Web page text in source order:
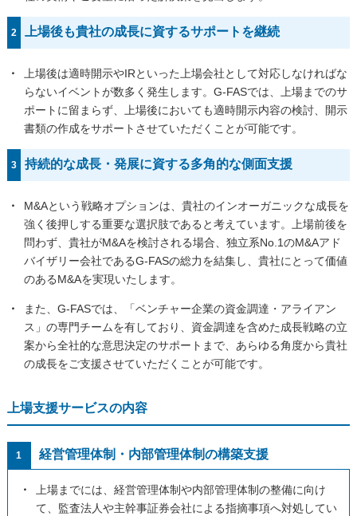
2 上場後も貴社の成長に資するサポートを継続
・
上場後は適時開示やIRといった上場会社として対応しなければな
らないイベントが数多く発生します。G-FASでは、上場までのサ
ポートに留まらず、上場後においても適時開示内容の検討、開示
書類の作成をサポートさせていただくことが可能です。
3 持続的な成長・発展に資する多角的な側面支援
・
M&Aという戦略オプションは、貴社のインオーガニックな成長を
強く後押しする重要な選択肢であると考えています。上場前後を
問わず、貴社がM&Aを検討される場合、独立系No.1のM&Aアド
バイザリー会社であるG-FASの総力を結集し、貴社にとって価値
のあるM&Aを実現いたします。
・
また、G-FASでは、「ベンチャー企業の資金調達・アライアン
ス」の専門チームを有しており、資金調達を含めた成長戦略の立
案から全社的な意思決定のサポートまで、あらゆる角度から貴社
の成長をご支援させていただくことが可能です。
上場支援サービスの内容
1 経営管理体制・内部管理体制の構築支援
・
上場までには、経営管理体制や内部管理体制の整備に向け
て、監査法人や主幹事証券会社による指摘事項へ対処してい